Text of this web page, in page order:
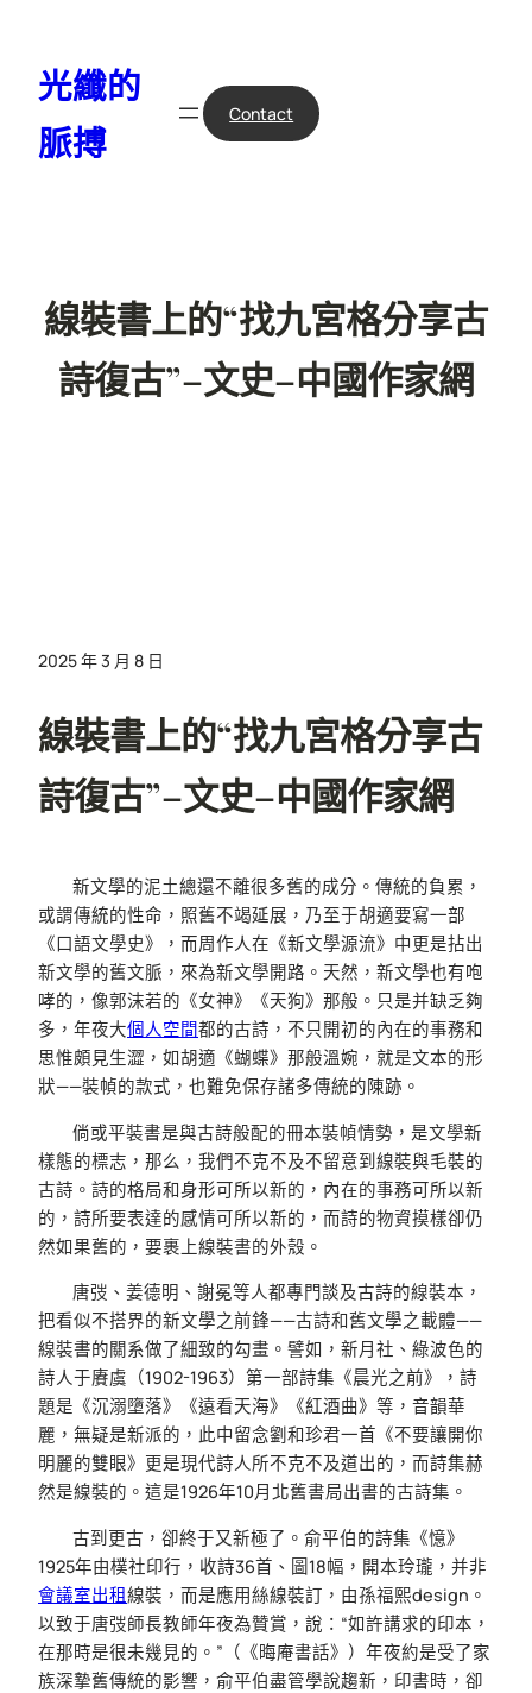
光纖的
脈搏
Contact
線裝書上的“找九宮格分享古
詩復古”–文史–中國作家網
2025 年 3 月 8 日
線裝書上的“找九宮格分享古
詩復古”–文史–中國作家網
新文學的泥土總還不離很多舊的成分。傳統的負累，
或謂傳統的性命，照舊不竭延展，乃至于胡適要寫一部
《口語文學史》，而周作人在《新文學源流》中更是拈出
新文學的舊文脈，來為新文學開路。天然，新文學也有咆
哮的，像郭沫若的《女神》《天狗》那般。只是并缺乏夠
多，年夜大個人空間都的古詩，不只開初的內在的事務和
思惟頗見生澀，如胡適《蝴蝶》那般溫婉，就是文本的形
狀——裝幀的款式，也難免保存諸多傳統的陳跡。
倘或平裝書是與古詩般配的冊本裝幀情勢，是文學新
樣態的標志，那么，我們不克不及不留意到線裝與毛裝的
古詩。詩的格局和身形可所以新的，內在的事務可所以新
的，詩所要表達的感情可所以新的，而詩的物資摸樣卻仍
然如果舊的，要裹上線裝書的外殼。
唐弢、姜德明、謝冕等人都專門談及古詩的線裝本，
把看似不搭界的新文學之前鋒——古詩和舊文學之載體——
線裝書的關系做了細致的勾畫。譬如，新月社、綠波色的
詩人于賡虞（1902-1963）第一部詩集《晨光之前》，詩
題是《沉溺墮落》《遠看天海》《紅酒曲》等，音韻華
麗，無疑是新派的，此中留念劉和珍君一首《不要讓開你
明麗的雙眼》更是現代詩人所不克不及道出的，而詩集赫
然是線裝的。這是1926年10月北舊書局出書的古詩集。
古到更古，卻終于又新極了。俞平伯的詩集《憶》
1925年由樸社印行，收詩36首、圖18幅，開本玲瓏，并非
會議室出租線裝，而是應用絲線裝訂，由孫福熙design。
以致于唐弢師長教師年夜為贊賞，說：“如許講求的印本，
在那時是很未幾見的。”（《晦庵書話》）年夜約是受了家
族深摯舊傳統的影響，俞平伯盡管學說趨新，印書時，卻